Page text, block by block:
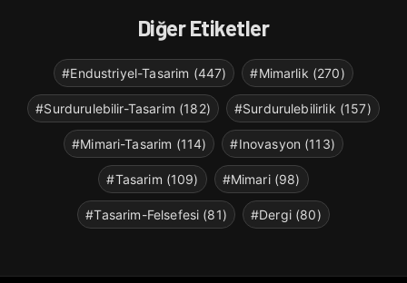
Diğer Etiketler
#Endustriyel-Tasarim (447) #Mimarlik (270)
#Surdurulebilir-Tasarim (182) #Surdurulebilirlik (157)
#Mimari-Tasarim (114) #Inovasyon (113)
#Tasarim (109) #Mimari (98)
#Tasarim-Felsefesi (81) #Dergi (80)